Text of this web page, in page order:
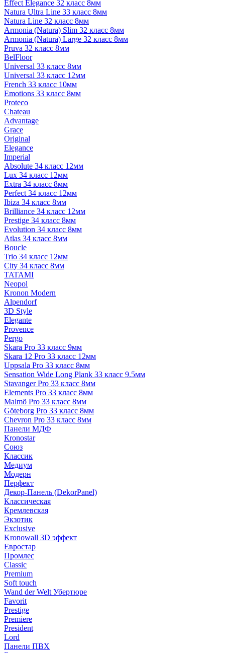
Effect Elegance 32 класс 8мм
Natura Ultra Line 33 класс 8мм
Natura Line 32 класс 8мм
Armonia (Natura) Slim 32 класс 8мм
Armonia (Natura) Large 32 класс 8мм
Pruva 32 класс 8мм
BelFloor
Universal 33 класс 8мм
Universal 33 класс 12мм
French 33 класс 10мм
Emotions 33 класс 8мм
Proteco
Chateau
Advantage
Grace
Original
Elegance
Imperial
Absolute 34 класс 12мм
Lux 34 класс 12мм
Extra 34 класс 8мм
Perfect 34 класс 12мм
Ibiza 34 класс 8мм
Brilliance 34 класс 12мм
Prestige 34 класс 8мм
Evolution 34 класс 8мм
Atlas 34 класс 8мм
Boucle
Trio 34 класс 12мм
City 34 класс 8мм
TATAMI
Neopol
Kronon Modern
Alpendorf
3D Style
Elegante
Provence
Pergo
Skara Pro 33 класс 9мм
Skara 12 Pro 33 класс 12мм
Uppsala Pro 33 класс 8мм
Sensation Wide Long Plank 33 класс 9.5мм
Stavanger Pro 33 класс 8мм
Elements Pro 33 класс 8мм
Malmö Pro 33 класс 8мм
Göteborg Pro 33 класс 8мм
Chevron Pro 33 класс 8мм
Панели МДФ
Кronostar
Союз
Классик
Медиум
Модерн
Перфект
Декор-Панель (DekorPanel)
Классическая
Кремлевская
Экзотик
Exclusive
Kronowall 3D эффект
Евростар
Промлес
Classic
Premium
Soft touch
Wand der Welt Убертюре
Favorit
Prestige
Premiere
President
Lord
Панели ПВХ